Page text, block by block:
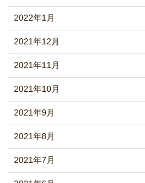
2022年1月
2021年12月
2021年11月
2021年10月
2021年9月
2021年8月
2021年7月